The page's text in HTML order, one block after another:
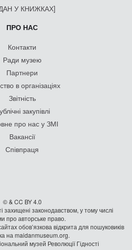
У КНИЖКАХ]
ПРО НАС
Контакти
Ради музею
Партнери
в організаціях
Звітність
закупівлі
про нас у ЗМІ
Вакансії
Співпраця
© & CC BY 4.0
захищені законодавством, у тому числі
про авторське право.
обов’язкова відкрита для пошуковиків
на maidanmuseum.org.
музей Революції Гідності